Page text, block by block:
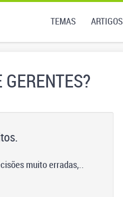
TEMAS ARTIGOS
muito erradas,..